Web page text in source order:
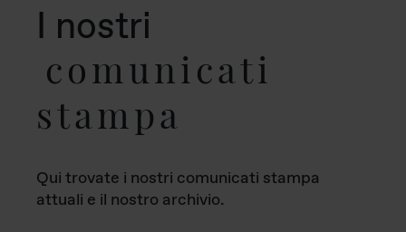
I nostri
comunicati
stampa
Qui trovate i nostri comunicati stampa
attuali e il nostro archivio.